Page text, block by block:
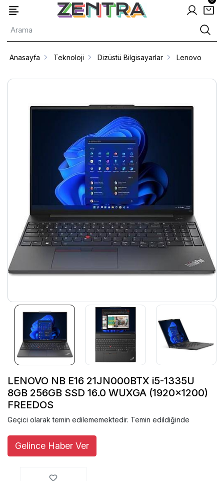
Anasayfa Teknoloji Dizüstü Bilgisayarlar Lenovo
LENOVO NB E16 21JN000BTX i5-1335U
8GB 256GB SSD 16.0 WUXGA (1920x1200)
FREEDOS
Geçici olarak temin edilememektedir. Temin edildiğinde
Gelince Haber Ver